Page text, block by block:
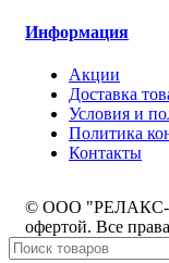
Информация
Акции
Доставка
Условия и
Политика
Контакты
© ООО "РЕЛАКС-
офертой. Все